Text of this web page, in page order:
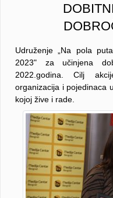
Udruženje „Na pola
2023" za učinjena
2022.godina. Cilj
organizacija i pojedinaca
kojoj žive i rade.